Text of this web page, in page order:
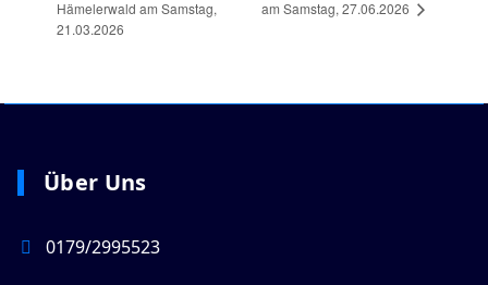
Hämelerwald am Samstag,
21.03.2026
am Samstag, 27.06.2026
Über Uns
0179/2995523